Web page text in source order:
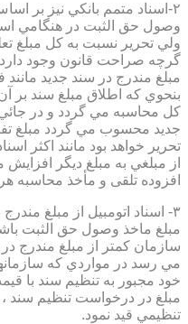
۲-اسناد متمم بانكي نيز بر
وصول حق الثبت در هنگامي
ولي تحرير نسبت به كل مبلغ
گرچه صراحت قانون وجود
مبلغ مندرج در سند جديد
بنحوي كه اطلاق مبلغ سند بر
كل محاسبه مي گردد و در
جديد محسوب مي گردد مبلغ
تحرير خواهد بود مانند اكثر
از مبلغي به مبلغ ديگر افزايش
افزوده تلقی و مأخذ محاسبه
۳- اسناد اتومبيل از مبلغ
مبلغ ماخذ وصول حق الثبت
سازمان كمتر از مبلغ مندرج در
مي رسد در مواردي كه
خود مجبور به تنظيم سند با
مبلغ در درخواست تنظيم سند
تنظيمي قيد نمود.